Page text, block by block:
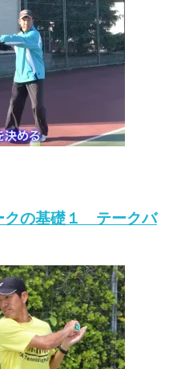
クの基礎１ テークバ